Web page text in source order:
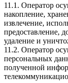
11.1. Оператор
накопление,
извлечение,
предоставление,
удаление и
11.2. Оператор
персональных
полученной